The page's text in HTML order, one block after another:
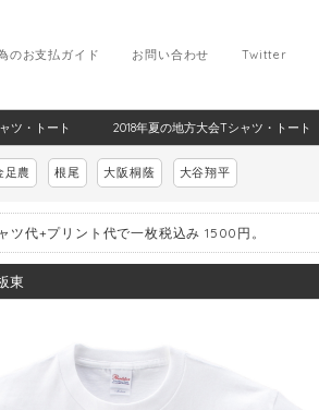
Twitter
お問い合わせ
のお支払ガイド
ツ・トート 2018年夏の地方大会Tシャツ・トート
足農 根尾 大阪桐蔭 大谷翔平
代+プリント代で一枚税込み 1500円。
東